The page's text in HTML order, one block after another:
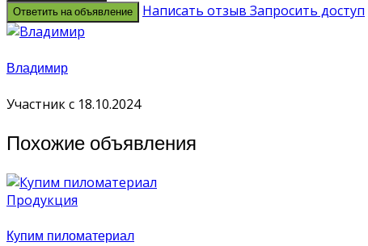
Ответить на объявление
Написать отзыв Запросить доступ
Владимир
Участник с 18.10.2024
Похожие объявления
Продукция
Купим пиломатериал